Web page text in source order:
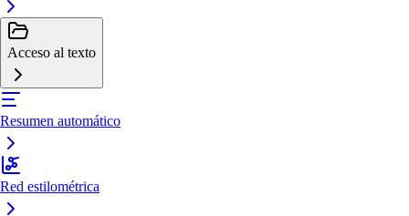
Acceso al texto
Resumen automático
Red estilométrica